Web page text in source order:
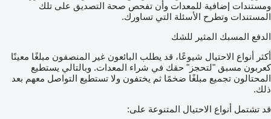
ومستندات إضافية للمعدات وأن تفحص صحة التصديق على تلك
المستندات وتطرح الأسئلة التي تساورك.
الدفع المسبك المثير للشك
أكثر أنواع الاحتيال شيوعًا، قد يطلب البائعون غير المنصفون مبلغًا معينًا
كعربون مسبق "لتحجز" حقك في شراء المعدات. وبالتالي يستطيع
المحتالون تجميع مبلغًا ضخمًا ثم يختفون ولا تستطيع التواصل معهم بعد
ذلك.
قد تشتمل أنواع الاحتيال المتنوعة على: